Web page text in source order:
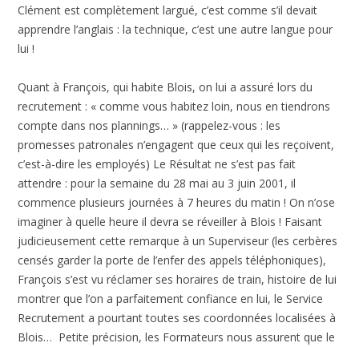
Clément est complètement largué, c’est comme s’il devait
apprendre l’anglais : la technique, c’est une autre langue pour
lui !
Quant à François, qui habite Blois, on lui a assuré lors du
recrutement : « comme vous habitez loin, nous en tiendrons
compte dans nos plannings… » (rappelez-vous : les
promesses patronales n’engagent que ceux qui les reçoivent,
c’est-à-dire les employés) Le Résultat ne s’est pas fait
attendre : pour la semaine du 28 mai au 3 juin 2001, il
commence plusieurs journées à 7 heures du matin ! On n’ose
imaginer à quelle heure il devra se réveiller à Blois ! Faisant
judicieusement cette remarque à un Superviseur (les cerbères
censés garder la porte de l’enfer des appels téléphoniques),
François s’est vu réclamer ses horaires de train, histoire de lui
montrer que l’on a parfaitement confiance en lui, le Service
Recrutement a pourtant toutes ses coordonnées localisées à
Blois… Petite précision, les Formateurs nous assurent que le